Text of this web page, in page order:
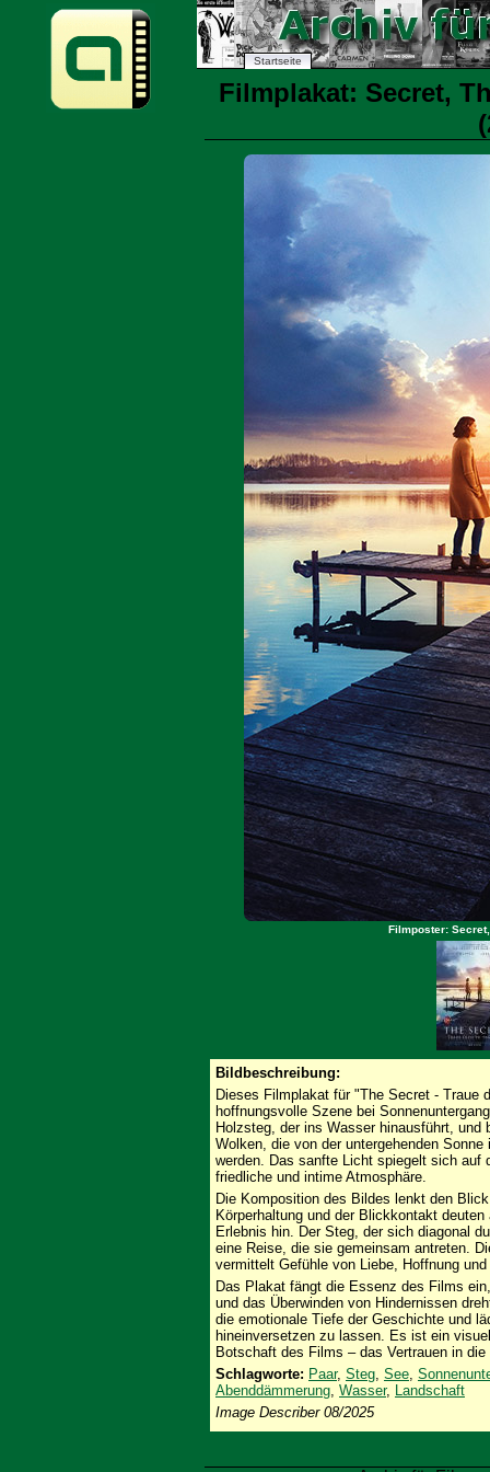
Startseite
Filmplakat: Secret,
Filmposter:
Bildbeschreibung:
Dieses Filmplakat für "The Secret - Traue
hoffnungsvolle Szene bei
Holzsteg, der ins Wasser hinausführt,
Wolken, die von der untergehenden
werden. Das sanfte Licht spiegelt sich auf
friedliche und intime Atmosphäre.
Die Komposition des Bildes lenkt den
Körperhaltung und der Blickkontakt
Erlebnis hin. Der Steg, der sich diagonal
eine Reise, die sie gemeinsam antreten.
vermittelt Gefühle von Liebe, Hoffnung und
Das Plakat fängt die Essenz des Films
und das Überwinden von Hindernissen
die emotionale Tiefe der Geschichte und
hineinversetzen zu lassen. Es ist ein
Botschaft des Films – das Vertrauen in
Schlagworte: Paar, Steg, See,
Abenddämmerung, Wasser, Landschaft
Image Describer 08/2025